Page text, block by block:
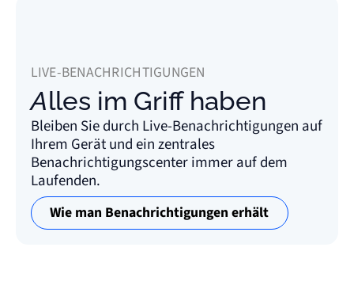
LIVE-BENACHRICHTIGUNGEN
Alles im Griff haben
Bleiben Sie durch Live-Benachrichtigungen auf
Ihrem Gerät und ein zentrales
Benachrichtigungscenter immer auf dem
Laufenden.
Wie man Benachrichtigungen erhält